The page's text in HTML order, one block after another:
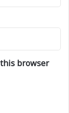
browser